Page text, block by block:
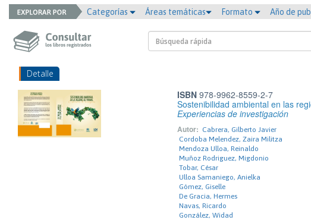
Categorías Áreas temáticas Formato Año de
Detalle
ISBN978-9962-8559-2-7
Sostenibilidad ambiental en las
Experiencias de investigación
Autor: Cabrera, Gilberto Javier
Cordoba Melendez, Zaira Militza
Mendoza Ulloa, Reinaldo
Muñoz Rodriguez, Migdonio
Tobar, César
Ulloa Samaniego, Anielka
Gómez, Giselle
De Gracia, Hermes
Navas, Ricardo
González, Widad